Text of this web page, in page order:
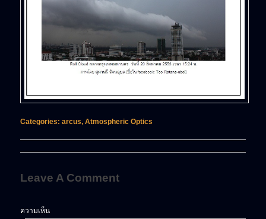
Categories: arcus, Atmospheric Optics
Leave A Comment
ความเห็น